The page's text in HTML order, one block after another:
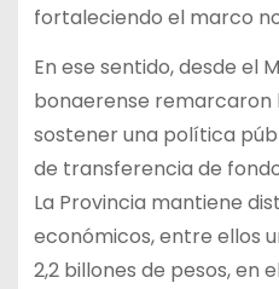
fortaleciendo el marco
En ese sentido, desde el
bonaerense remarcaron
sostener una política
de transferencia de
La Provincia mantiene
económicos, entre ellos
2,2 billones de pesos, en